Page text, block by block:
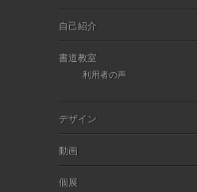
自己紹介
書道教室
利用者の声
デザイン
動画
個展